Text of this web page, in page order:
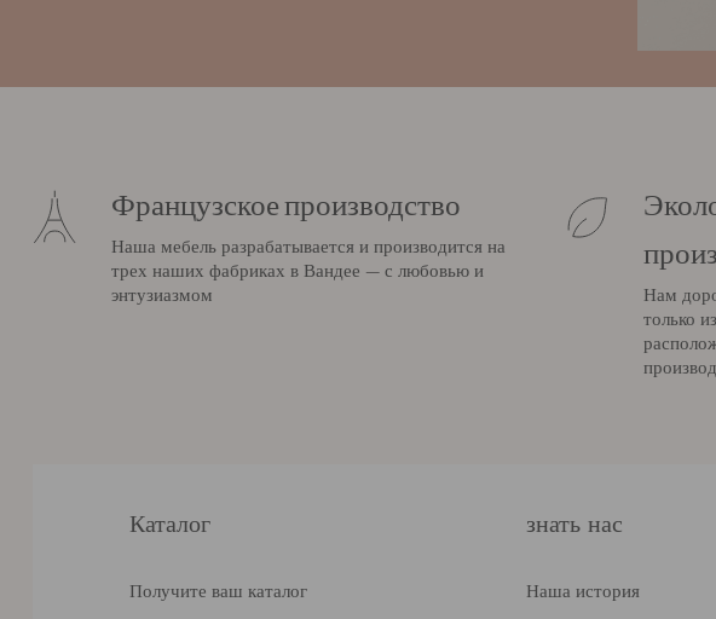
Французское производство
Наша мебель разрабатывается и производится на
трех наших фабриках в Вандее — с любовью и
энтузиазмом
Нам
только
Каталог
Получите ваш каталог
знать нас
Наша история